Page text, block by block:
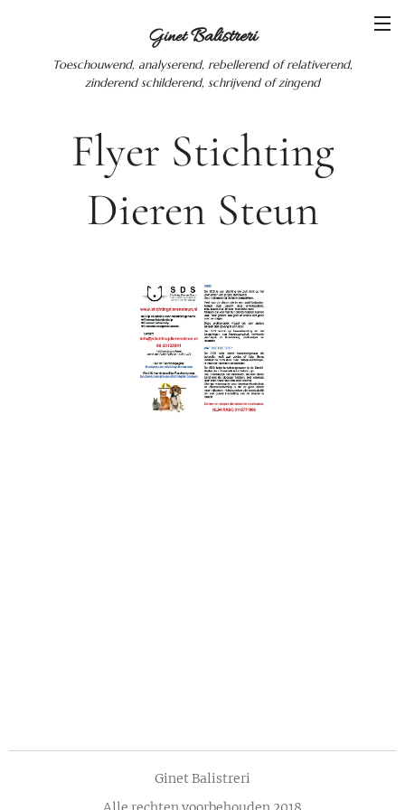
GinetBalistreri
Toeschouwend, analyserend, rebellerend of relativerend,
zinderend schilderend, schrijvend of zingend
Flyer Stichting
Dieren Steun
Ginet Balistreri